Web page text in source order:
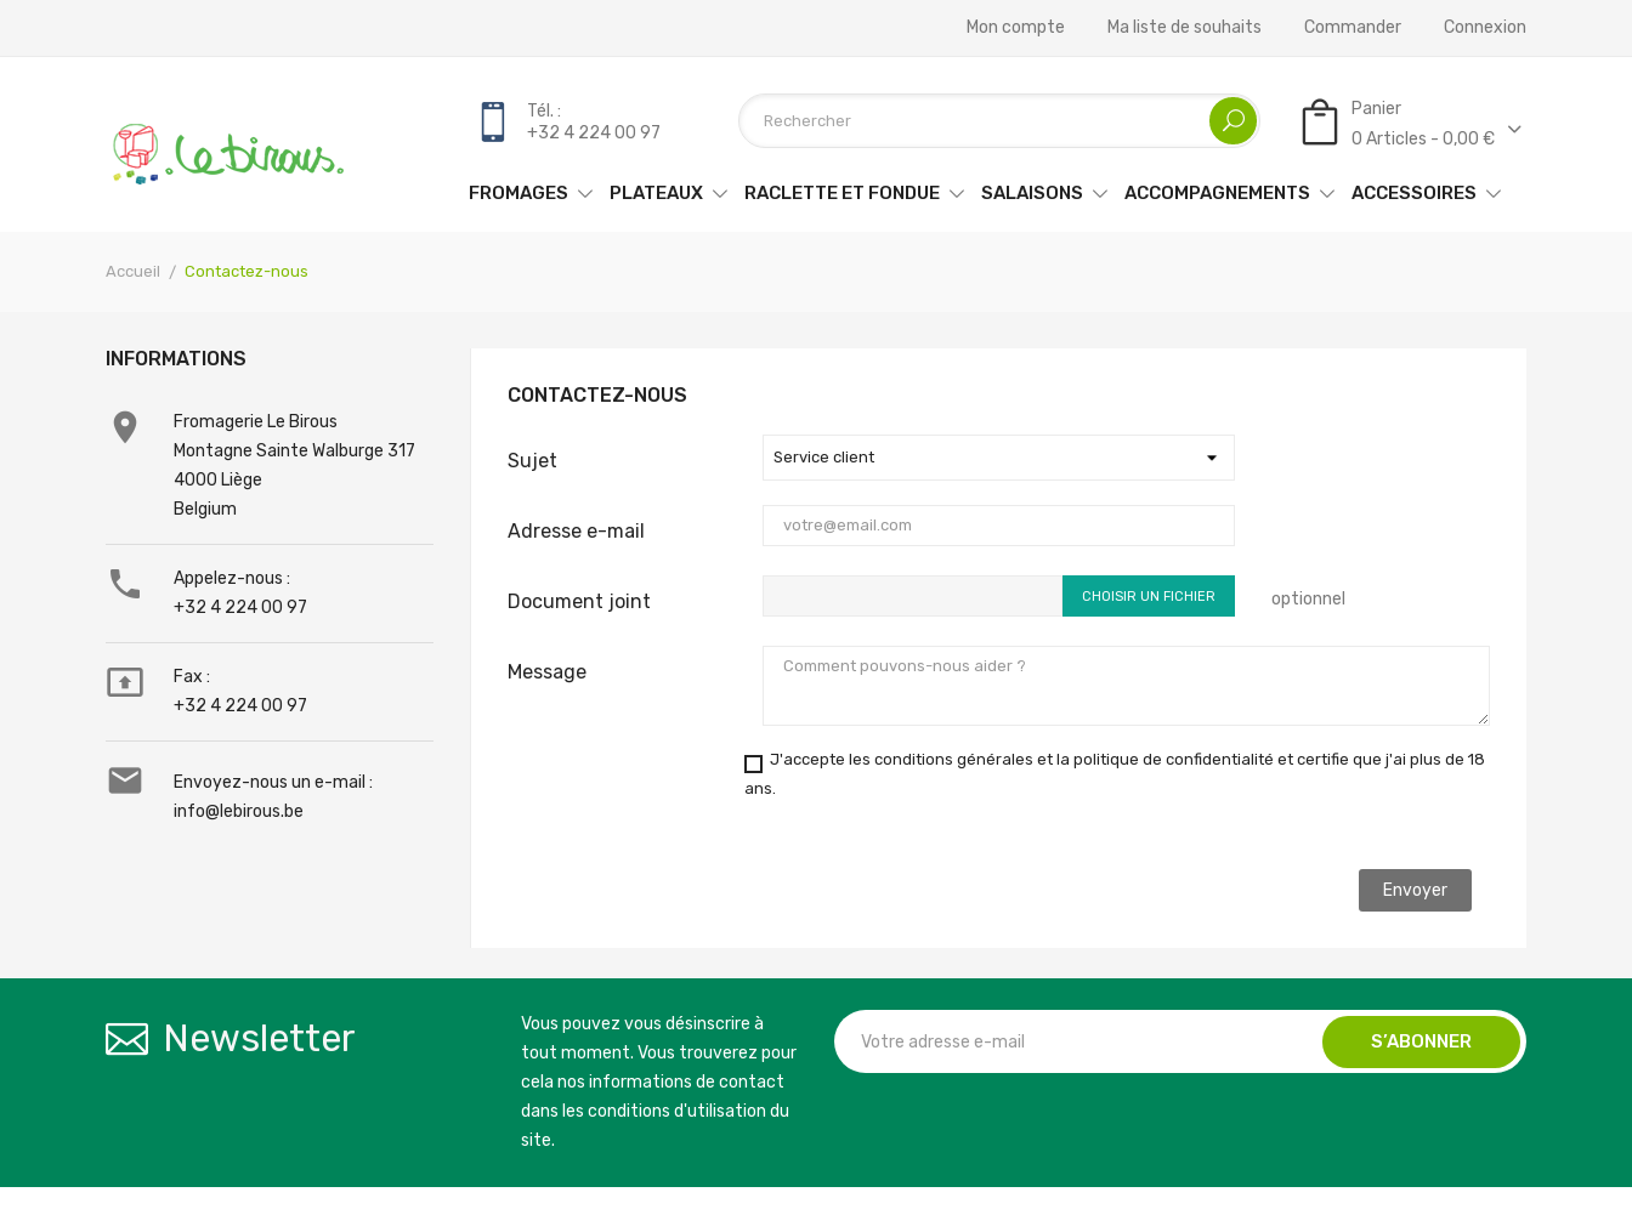
Mon compte Ma liste de souhaits Commander Connexion
Panier
0 Articles - 0,00 €
Tél. :
+32 4 224 00 97
FROMAGES PLATEAUX RACLETTE ET FONDUE SALAISONS ACCOMPAGNEMENTS ACCESSOIRES
Accueil Contactez-nous
INFORMATIONS

Fromagerie Le Birous
Montagne Sainte Walburge 317
4000 Liège
Belgium

Appelez-nous :
+32 4 224 00 97

Fax :
+32 4 224 00 97

Envoyez-nous un e-mail :
info@lebirous.be
CONTACTEZ-NOUS
Sujet
Adresse e-mail
Document joint CHOISIR UN FICHIER optionnel
Message
J'accepte les conditions générales et la politique de confidentialité et certifie que j'ai plus de 18
ans.
Newsletter
Vous pouvez vous désinscrire à
tout moment. Vous trouverez pour
cela nos informations de contact
dans les conditions d'utilisation du
site.